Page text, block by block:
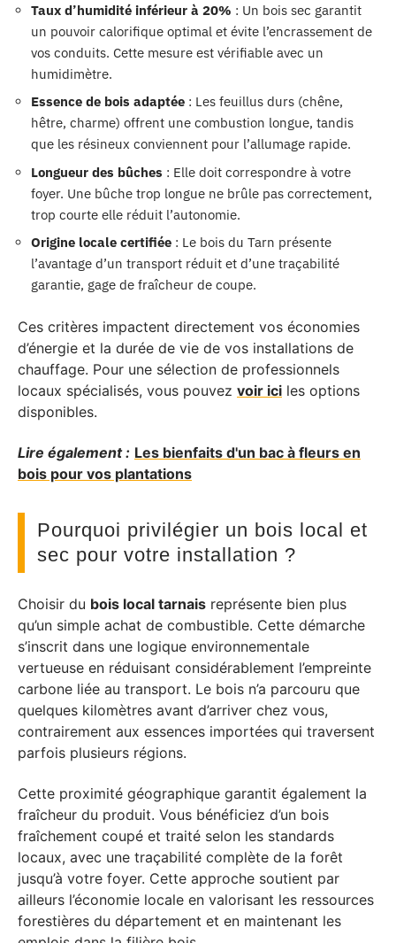
Taux d’humidité inférieur à 20% : Un bois sec garantit
un pouvoir calorifique optimal et évite l’encrassement de
vos conduits. Cette mesure est vérifiable avec un
humidimètre.
Essence de bois adaptée : Les feuillus durs (chêne,
hêtre, charme) offrent une combustion longue, tandis
que les résineux conviennent pour l’allumage rapide.
Longueur des bûches : Elle doit correspondre à votre
foyer. Une bûche trop longue ne brûle pas correctement,
trop courte elle réduit l’autonomie.
Origine locale certifiée : Le bois du Tarn présente
l’avantage d’un transport réduit et d’une traçabilité
garantie, gage de fraîcheur de coupe.
Ces critères impactent directement vos économies
d’énergie et la durée de vie de vos installations de
chauffage. Pour une sélection de professionnels
locaux spécialisés, vous pouvez voir ici les options
disponibles.
Lire également : Les bienfaits d'un bac à fleurs en
bois pour vos plantations
Pourquoi privilégier un bois local et
sec pour votre installation ?
Choisir du bois local tarnais représente bien plus
qu’un simple achat de combustible. Cette démarche
s’inscrit dans une logique environnementale
vertueuse en réduisant considérablement l’empreinte
carbone liée au transport. Le bois n’a parcouru que
quelques kilomètres avant d’arriver chez vous,
contrairement aux essences importées qui traversent
parfois plusieurs régions.
Cette proximité géographique garantit également la
fraîcheur du produit. Vous bénéficiez d’un bois
fraîchement coupé et traité selon les standards
locaux, avec une traçabilité complète de la forêt
jusqu’à votre foyer. Cette approche soutient par
ailleurs l’économie locale en valorisant les ressources
forestières du département et en maintenant les